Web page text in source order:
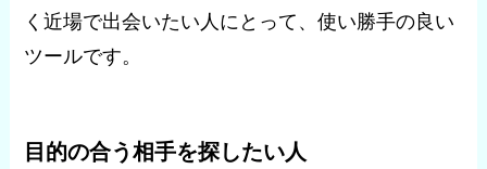
く近場で出会いたい人にとって、使い勝手の良い
ツールです。
目的の合う相手を探したい人